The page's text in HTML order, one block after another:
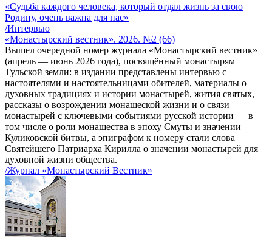
«Судьба каждого человека, который отдал жизнь за свою
Родину, очень важна для нас»
/Интервью
«Монастырский вестник». 2026. №2 (66)
Вышел очередной номер журнала «Монастырский вестник»
(апрель — июнь 2026 года), посвящённый монастырям
Тульской земли: в издании представлены интервью с
настоятелями и настоятельницами обителей, материалы о
духовных традициях и истории монастырей, жития святых,
рассказы о возрождении монашеской жизни и о связи
монастырей с ключевыми событиями русской истории — в
том числе о роли монашества в эпоху Смуты и значении
Куликовской битвы, а эпиграфом к номеру стали слова
Святейшего Патриарха Кирилла о значении монастырей для
духовной жизни общества.
/Журнал «Монастырский Вестник»